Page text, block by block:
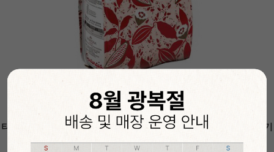
타원형 형식의 초콜릿으로 중탕해서 녹이거나 초콜릿으로 작업하기